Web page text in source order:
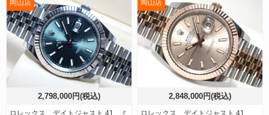
2,798,000円(税込)
岡山店
2,848,000円(税込)
岡山店